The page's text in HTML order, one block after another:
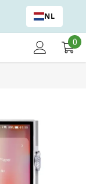
NL
0
0